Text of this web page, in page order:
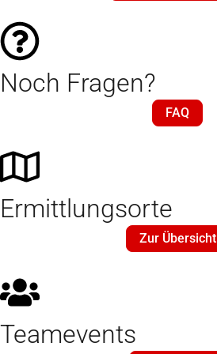
Noch Fragen?
FAQ
Ermittlungsorte
Zur Übersicht
Teamevents